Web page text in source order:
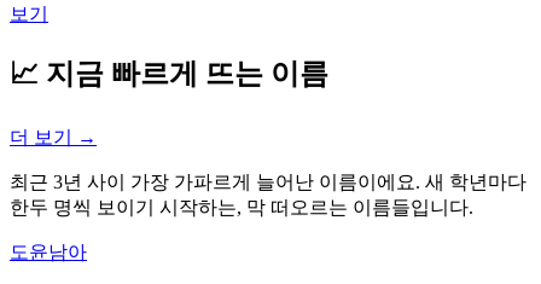
보기
📈 지금 빠르게 뜨는 이름
더 보기 →
최근 3년 사이 가장 가파르게 늘어난 이름이에요. 새 학년마다
한두 명씩 보이기 시작하는, 막 떠오르는 이름들입니다.
도윤남아